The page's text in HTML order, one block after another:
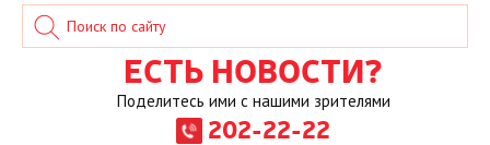
ЕСТЬ НОВОСТИ?
Поделитесь ими с нашими зрителями
202-22-22